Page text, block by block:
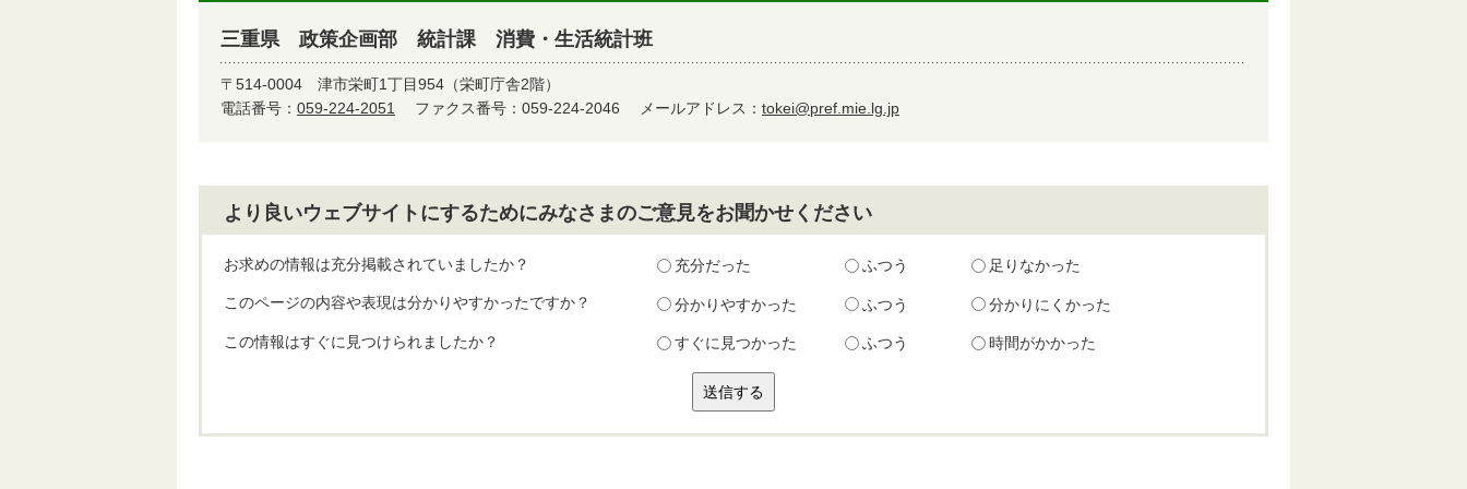
三重県 政策企画部 統計課 消費・生活統計班
〒514-0004 津市栄町1丁目954（栄町庁舎2階）
電話番号： 059-224-2051 ファクス番号：059-224-2046 メールアドレス： tokei@pref.mie.lg.jp
より良いウェブサイトにするためにみなさまのご意見をお聞かせください
お求めの情報は充分掲載されていましたか？ 充分だった ふつう 足りなかった
このページの内容や表現は分かりやすかったですか？ 分かりやすかった ふつう 分かりにくかった
この情報はすぐに見つけられましたか？ すぐに見つかった ふつう 時間がかかった